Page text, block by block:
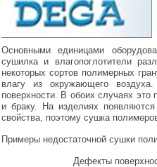
Основными единицами
сушилка и влагопоглотители
некоторых сортов полимерных
влагу из окружающего
поверхности. В обоих случаях это
и браку. На изделиях
свойства, поэтому сушка
Примеры недостаточной сушки
Дефекты